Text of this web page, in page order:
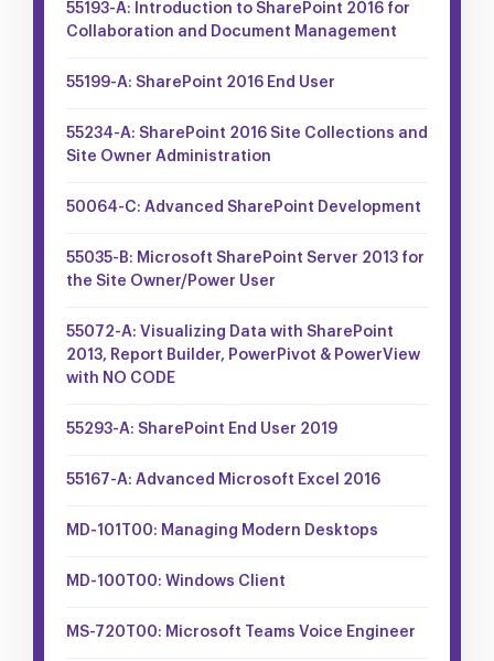
55193-A: Introduction to SharePoint 2016 for
Collaboration and Document Management
55199-A: SharePoint 2016 End User
55234-A: SharePoint 2016 Site Collections and
Site Owner Administration
50064-C: Advanced SharePoint Development
55035-B: Microsoft SharePoint Server 2013 for
the Site Owner/Power User
55072-A: Visualizing Data with SharePoint
2013, Report Builder, PowerPivot & PowerView
with NO CODE
55293-A: SharePoint End User 2019
55167-A: Advanced Microsoft Excel 2016
MD-101T00: Managing Modern Desktops
MD-100T00: Windows Client
MS-720T00: Microsoft Teams Voice Engineer